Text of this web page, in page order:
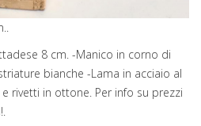
8 cm. -Manico in corno di
bianche -Lama in acciaio al
rivetti in ottone. Per info su prezzi